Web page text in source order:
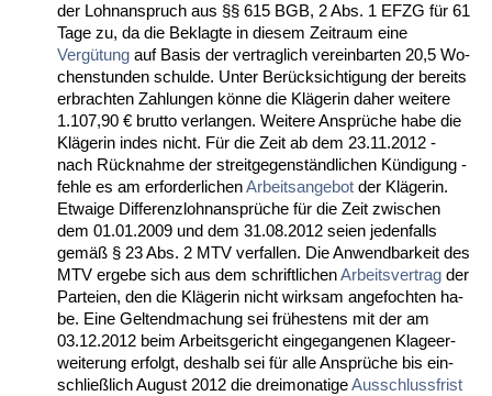
der Lohn­an­spruch aus §§ 615 BGB, 2 Abs. 1 EFZG für 61
Ta­ge zu, da die Be­klag­te in die­sem Zeit­raum ei­ne
Vergütung auf Ba­sis der ver­trag­lich ver­ein­bar­ten 20,5 Wo­
chen­stun­den schul­de. Un­ter Berück­sich­ti­gung der be­reits
er­brach­ten Zah­lun­gen könne die Kläge­rin da­her wei­te­re
1.107,90 € brut­to ver­lan­gen. Wei­te­re Ansprüche ha­be die
Kläge­rin in­des nicht. Für die Zeit ab dem 23.11.2012 -
nach Rück­nah­me der streit­ge­genständ­li­chen Kündi­gung -
feh­le es am er­for­der­li­chenAr­beits­an­ge­bot der Kläge­rin.
Et­wai­ge Dif­fe­renz­lohn­ansprüche für die Zeit zwi­schen
dem 01.01.2009 und dem 31.08.2012 sei­en je­den­falls
gemäß § 23 Abs. 2 MTV ver­fal­len. Die An­wend­bar­keit des
MTV er­ge­be sich aus dem schrift­li­chenAr­beits­ver­trag der
Par­tei­en, den die Kläge­rin nicht wirk­sam an­ge­foch­ten ha­
be. Ei­ne Gel­tend­ma­chung sei frühes­tens mit der am
03.12.2012 beim Ar­beits­ge­richt ein­ge­gan­ge­nen Kla­ge­er­
wei­te­rung er­folgt, des­halb sei für al­le Ansprüche bis ein­
sch­ließlich Au­gust 2012 die drei­mo­na­ti­geAus­schluss­frist